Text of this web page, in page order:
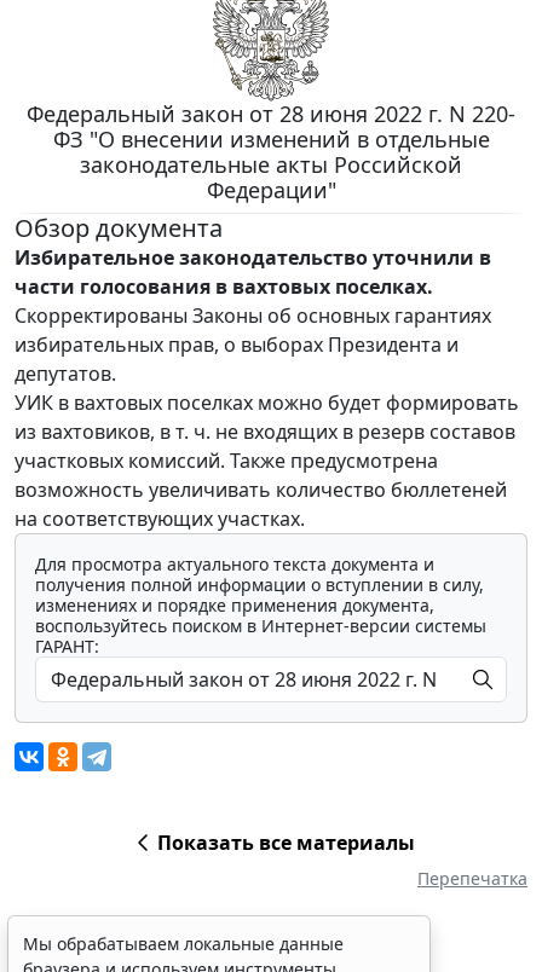
Федеральный закон от 28 июня 2022 г. N 220-
ФЗ "О внесении изменений в отдельные
законодательные акты Российской
Федерации"
Обзор документа
Избирательное законодательство уточнили в
части голосования в вахтовых поселках.
Скорректированы Законы об основных гарантиях
избирательных прав, о выборах Президента и
депутатов.
УИК в вахтовых поселках можно будет формировать
из вахтовиков, в т. ч. не входящих в резерв составов
участковых комиссий. Также предусмотрена
возможность увеличивать количество бюллетеней
на соответствующих участках.
Для просмотра актуального текста документа и
получения полной информации о вступлении в силу,
изменениях и порядке применения документа,
воспользуйтесь поиском в Интернет-версии системы
ГАРАНТ:
Показать все материалы
Перепечатка
Мы обрабатываем локальные данные